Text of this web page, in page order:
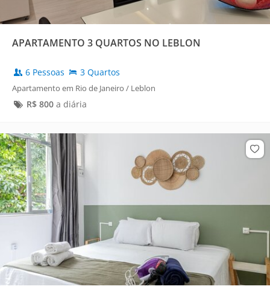
APARTAMENTO 3 QUARTOS NO LEBLON
6 Pessoas 3 Quartos
Apartamento em Rio de Janeiro / Leblon
R$ 800a diária